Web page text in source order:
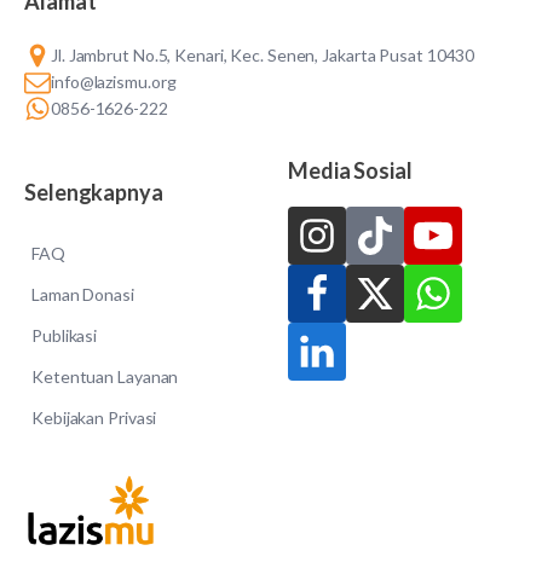
Jl. Jambrut No.5, Kenari, Kec. Senen, Jakarta Pusat 10430
info@lazismu.org
0856-1626-222
Selengkapnya
FAQ
Laman Donasi
Publikasi
Ketentuan Layanan
Kebijakan Privasi
Media Sosial